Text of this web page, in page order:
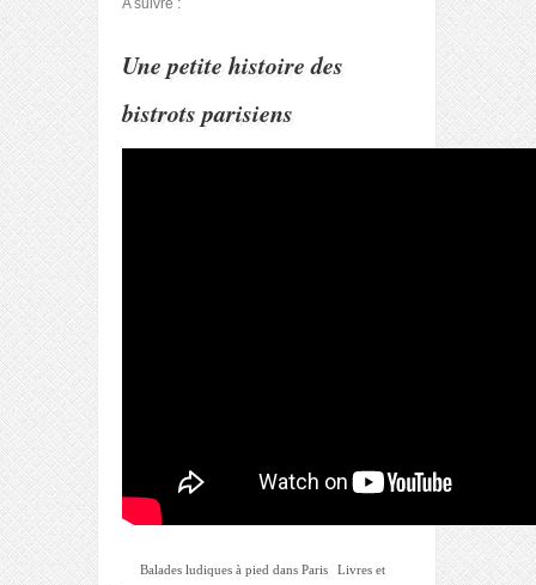
A suivre :
Une petite histoire des
bistrots parisiens
Balades ludiques à pied dans Paris
Livres et